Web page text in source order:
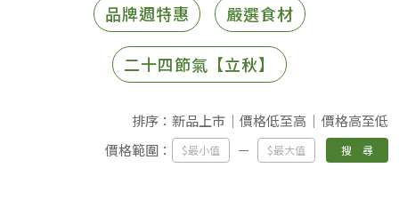
品牌週特惠 嚴選食材
二十四節氣【立秋】
排序： 新品上市 價格低至高
價格高至低
價格範圍：
搜 尋